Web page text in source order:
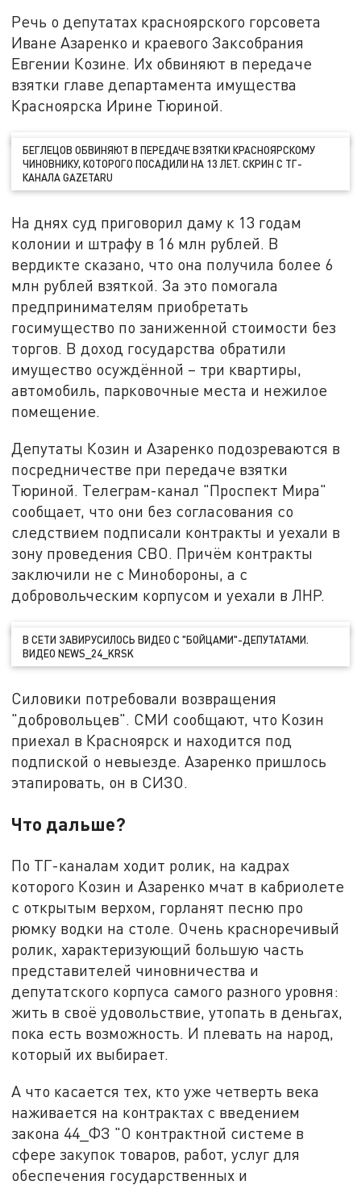
Речь о депутатах красноярского горсовета
Иване Азаренко и краевого Заксобрания
Евгении Козине. Их обвиняют в передаче
взятки главе департамента имущества
Красноярска Ирине Тюриной.
БЕГЛЕЦОВ ОБВИНЯЮТ В ПЕРЕДАЧЕ ВЗЯТКИ КРАСНОЯРСКОМУ
ЧИНОВНИКУ, КОТОРОГО ПОСАДИЛИ НА 13 ЛЕТ. СКРИН С ТГ-
КАНАЛА GAZETARU
На днях суд приговорил даму к 13 годам
колонии и штрафу в 16 млн рублей. В
вердикте сказано, что она получила более 6
млн рублей взяткой. За это помогала
предпринимателям приобретать
госимущество по заниженной стоимости без
торгов. В доход государства обратили
имущество осуждённой – три квартиры,
автомобиль, парковочные места и нежилое
помещение.
Депутаты Козин и Азаренко подозреваются в
посредничестве при передаче взятки
Тюриной. Телеграм-канал "Проспект Мира"
сообщает, что они без согласования со
следствием подписали контракты и уехали в
зону проведения СВО. Причём контракты
заключили не с Минобороны, а с
добровольческим корпусом и уехали в ЛНР.
В СЕТИ ЗАВИРУСИЛОСЬ ВИДЕО С "БОЙЦАМИ"-ДЕПУТАТАМИ.
ВИДЕО NEWS_24_KRSK
Силовики потребовали возвращения
"добровольцев". СМИ сообщают, что Козин
приехал в Красноярск и находится под
подпиской о невыезде. Азаренко пришлось
этапировать, он в СИЗО.
Что дальше?
По ТГ-каналам ходит ролик, на кадрах
которого Козин и Азаренко мчат в кабриолете
с открытым верхом, горланят песню про
рюмку водки на столе. Очень красноречивый
ролик, характеризующий большую часть
представителей чиновничества и
депутатского корпуса самого разного уровня:
жить в своё удовольствие, утопать в деньгах,
пока есть возможность. И плевать на народ,
который их выбирает.
А что касается тех, кто уже четверть века
наживается на контрактах с введением
закона 44_ФЗ "О контрактной системе в
сфере закупок товаров, работ, услуг для
обеспечения государственных и